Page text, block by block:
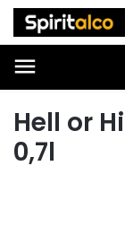
Hell or
0,7l